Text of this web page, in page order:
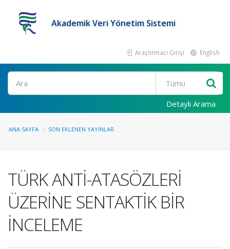
Akademik Veri Yönetim Sistemi
Araştırmacı Girişi English
Ara
Detaylı Arama
ANA SAYFA SON EKLENEN YAYINLAR
TÜRK ANTİ-ATASÖZLERİ
ÜZERİNE SENTAKTİK BİR
İNCELEME